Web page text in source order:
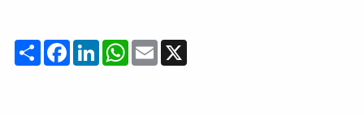
Compartilhar
Facebook
LinkedInWhatsApp
Email